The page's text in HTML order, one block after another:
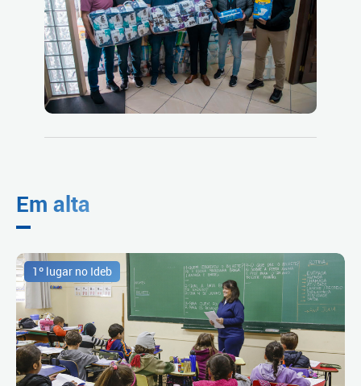
Em alta
1º lugar no Ideb